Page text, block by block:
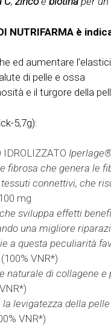
NUTRIFARMA è
ed aumentare
di pelle e ossa
e il turgore della
5,7g):
fibrosa che genera le
connettivi, che
mg
sviluppa effetti
una migliore
a questa peculiarità
VNR*)
naturale di collagene
levigatezza della
VNR*)